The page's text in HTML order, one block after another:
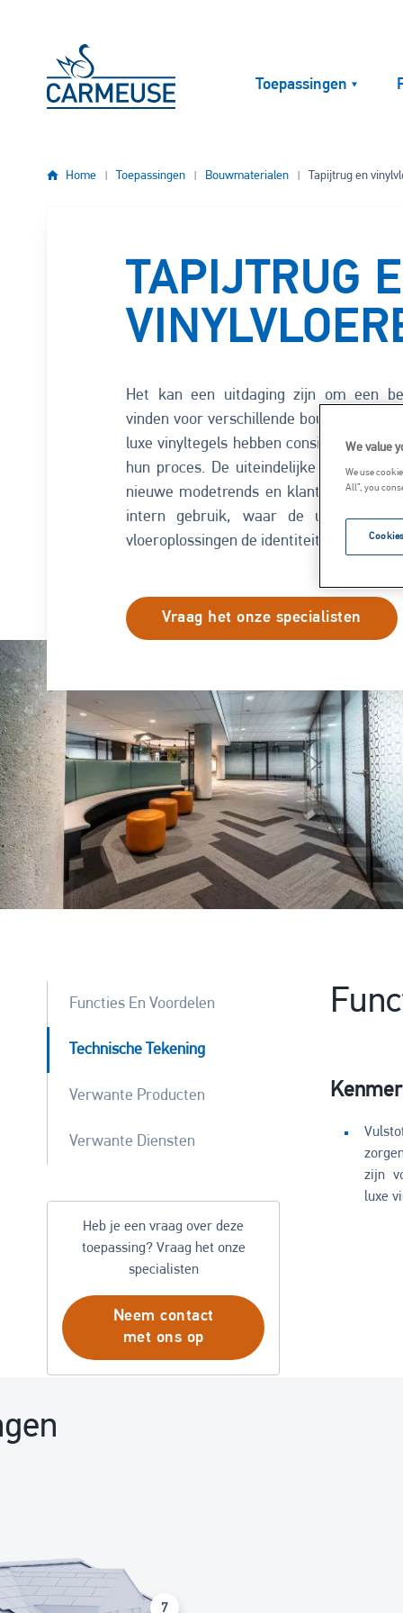
Toepassingen
Home Toepassingen Bouwmaterialen Tapijtrug en
TAPIJTRUG
Het kan een uitdaging zijn om een
vinden voor verschillende
luxe vinyltegels hebben consistente
hun proces. De uiteindelijke kleur van
nieuwe modetrends en klanten
intern gebruik, waar de
vloeroplossingen de identiteit van de
Vraag het onze specialisten
Image
Functies En Voordelen
Technische Tekening
Verwante Producten
Verwante Diensten
Heb je een vraag over deze
toepassing? Vraag het onze
specialisten
Neem contact
met ons op
zijn
luxe
We value
We use
All”, you